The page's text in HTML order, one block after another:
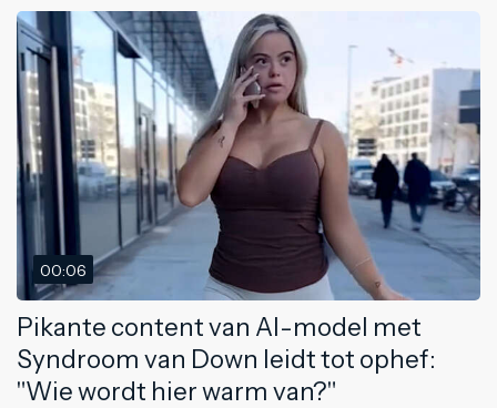
00:06
Pikante content van AI-model met
Syndroom van Down leidt tot ophef:
"Wie wordt hier warm van?"